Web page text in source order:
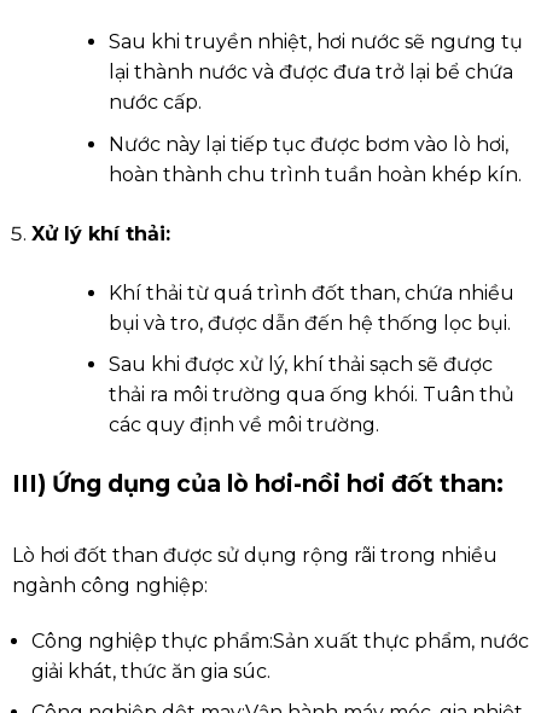
Sau khi truyền nhiệt, hơi nước sẽ ngưng tụ
lại thành nước và được đưa trở lại bể chứa
nước cấp.
Nước này lại tiếp tục được bơm vào lò hơi,
hoàn thành chu trình tuần hoàn khép kín.
Xử lý khí thải:
Khí thải từ quá trình đốt than, chứa nhiều
bụi và tro, được dẫn đến hệ thống lọc bụi.
Sau khi được xử lý, khí thải sạch sẽ được
thải ra môi trường qua ống khói. Tuân thủ
các quy định về môi trường.
III) Ứng dụng của lò hơi-nồi hơi đốt than:
Lò hơi đốt than được sử dụng rộng rãi trong nhiều
ngành công nghiệp:
Công nghiệp thực phẩm:Sản xuất thực phẩm, nước
giải khát, thức ăn gia súc.